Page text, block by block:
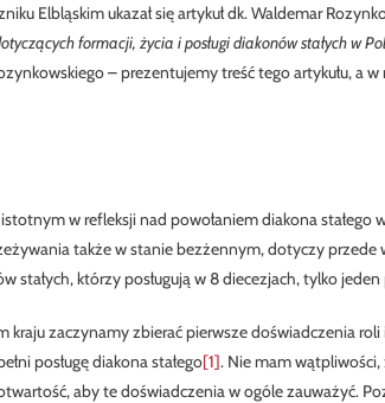
Elbląskim ukazał się artykuł dk. Waldemar
formacji, życia i posługi diakonów stałych w
– prezentujemy treść tego artykułu, a
w refleksji nad powołaniem diakona stałego
także w stanie bezżennym, dotyczy przede
stałych, którzy posługują w 8 diecezjach, tylko
kraju zaczynamy zbierać pierwsze doświadczenia
posługę diakona stałego[1]. Nie mam
aby te doświadczenia w ogóle zauważyć.